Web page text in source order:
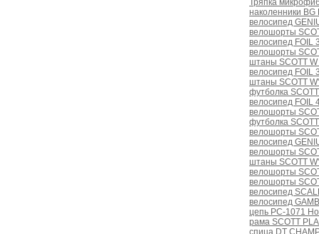
Тряпка
наколенники BG
велосипед
велошорты
велосипед FOIL
велошорты
штаны SCOTT W
велосипед FOIL
штаны SCOTT
футболка
велосипед FOIL
велошорты
футболка
велошорты
велосипед
велошорты
штаны SCOTT
велошорты
велошорты
велосипед
велосипед
цепь PC-1071
рама SCOTT